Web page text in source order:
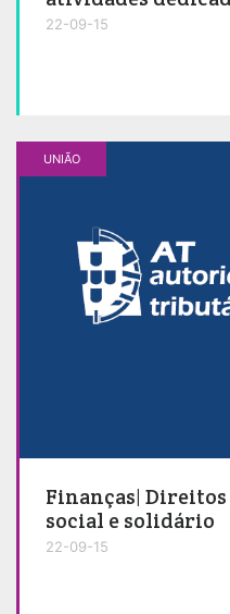
22-09-15
UNIÃO
Finanças|
social e solidário
22-09-15